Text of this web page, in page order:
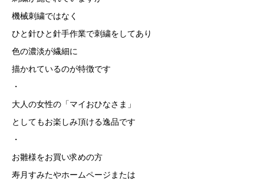
機械刺繍ではなく
ひと針ひと針手作業で刺繍をしてあり
色の濃淡が繊細に
描かれているのが特徴です
・
大人の女性の「マイおひなさま」
としてもお楽しみ頂ける逸品です
・
お雛様をお買い求めの方
寿月すみたやホームページまたは